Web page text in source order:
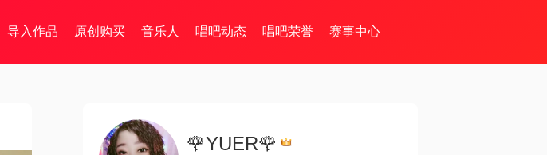
导入作品 原创购买 音乐人 唱吧动态 唱吧荣誉 赛事中心
🌹YUER🌹